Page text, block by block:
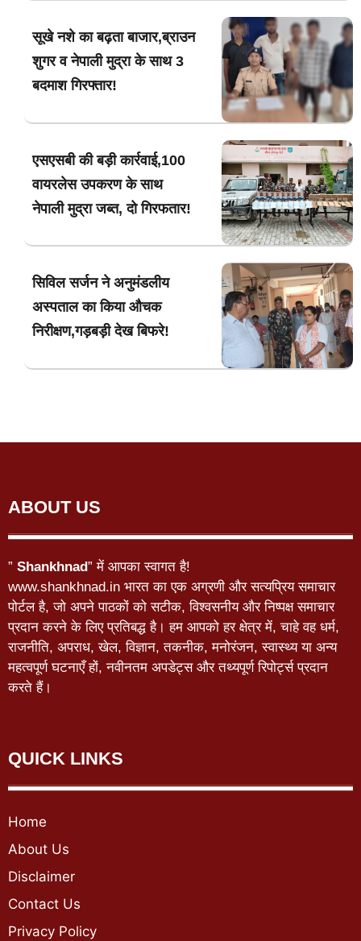
सूखे नशे का बढ़ता बाजार,ब्राउन
शुगर व नेपाली मुद्रा के साथ 3
बदमाश गिरफ्तार!
एसएसबी की बड़ी कार्रवाई,100
वायरलेस उपकरण के साथ
नेपाली मुद्रा जब्त, दो गिरफतार!
सिविल सर्जन ने अनुमंडलीय
अस्पताल का किया औचक
निरीक्षण,गड़बड़ी देख बिफरे!
ABOUT US
” Shankhnad” में आपका स्वागत है!
www.shankhnad.in भारत का एक अग्रणी और सत्यप्रिय समाचार
पोर्टल है, जो अपने पाठकों को सटीक, विश्वसनीय और निष्पक्ष समाचार
प्रदान करने के लिए प्रतिबद्ध है। हम आपको हर क्षेत्र में, चाहे वह धर्म,
राजनीति, अपराध, खेल, विज्ञान, तकनीक, मनोरंजन, स्वास्थ्य या अन्य
महत्वपूर्ण घटनाएँ हों, नवीनतम अपडेट्स और तथ्यपूर्ण रिपोर्ट्स प्रदान
करते हैं।
QUICK LINKS
Home
About Us
Disclaimer
Contact Us
Privacy Policy